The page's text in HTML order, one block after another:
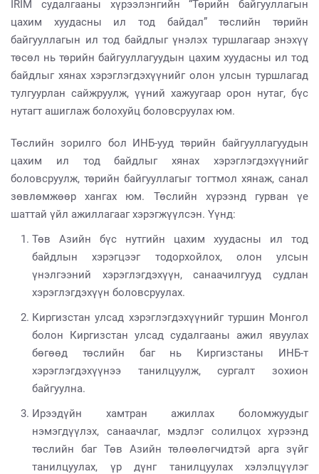
IRIM судалгааны хүрээлэнгийн “Төрийн байгууллагын
цахим хуудасны ил тод байдал” төслийн төрийн
байгууллагын ил тод байдлыг үнэлэх туршлагаар энэхүү
төсөл нь төрийн байгууллагуудын цахим хуудасны ил тод
байдлыг хянах хэрэглэгдэхүүнийг олон улсын туршлагад
тулгуурлан сайжруулж, үүний хажуугаар орон нутаг, бүс
нутагт ашиглаж болохуйц боловсруулах юм.
Төслийн зорилго бол ИНБ-ууд төрийн байгууллагуудын
цахим ил тод байдлыг хянах хэрэглэгдэхүүнийг
боловсруулж, төрийн байгууллагыг тогтмол хянаж, санал
зөвлөмжөөр хангах юм. Төслийн хүрээнд гурван үе
шаттай үйл ажиллагааг хэрэгжүүлсэн. Үүнд:
Төв Азийн бүс нутгийн цахим хуудасны ил тод
байдлын хэрэгцээг тодорхойлох, олон улсын
үнэлгээний хэрэглэгдэхүүн, санаачилгууд судлан
хэрэглэгдэхүүн боловсруулах.
Киргизстан улсад хэрэглэгдэхүүнийг туршин Монгол
болон Киргизстан улсад судалгааны ажил явуулах
бөгөөд төслийн баг нь Киргизстаны ИНБ-т
хэрэглэгдэхүүнээ танилцуулж, сургалт зохион
байгуулна.
Ирээдүйн хамтран ажиллах боломжуудыг
нэмэгдүүлэх, санаачлаг, мэдлэг солилцох хүрээнд
төслийн баг Төв Азийн төлөөлөгчидтэй арга зүйг
танилцуулах, үр дүнг танилцуулах хэлэлцүүлэг